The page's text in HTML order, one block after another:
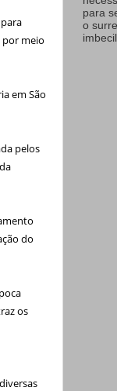
por meio
em São
pelos
do
os
para
o